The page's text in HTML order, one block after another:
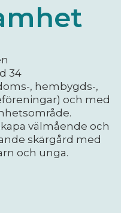
34
, hembygds-,
och med
välmående och
skärgård med
och unga.